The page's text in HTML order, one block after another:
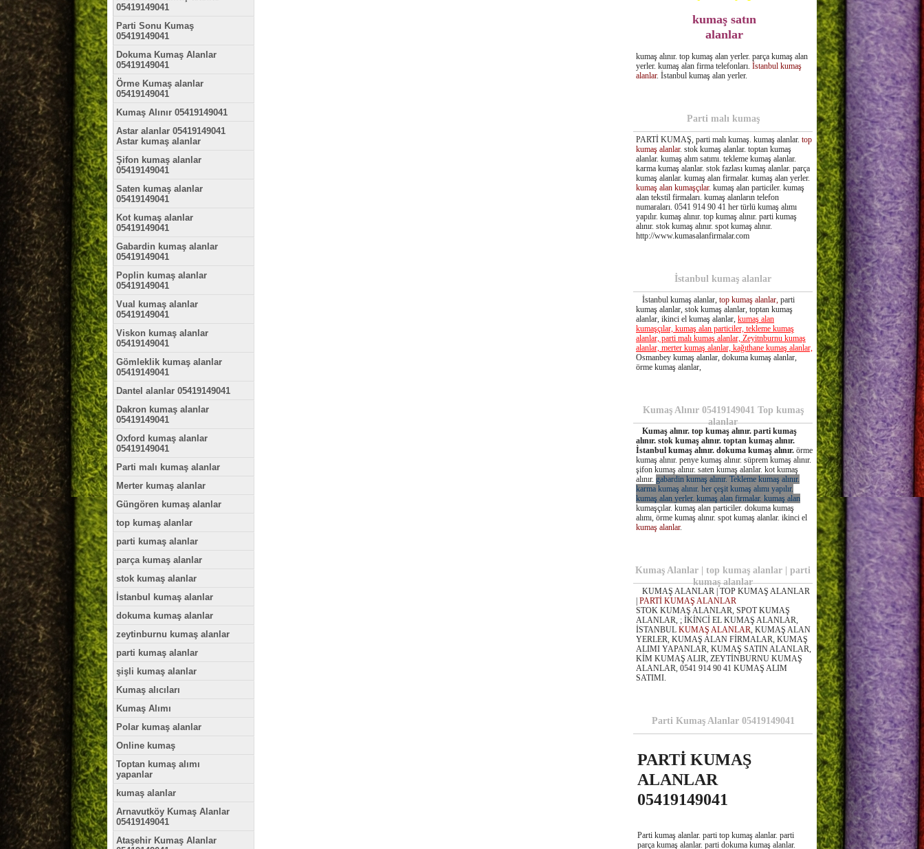
05419149041
Parti Sonu Kumaş
05419149041
Dokuma Kumaş Alanlar
05419149041
Örme Kumaş alanlar
05419149041
Kumaş Alınır 05419149041
Astar alanlar 05419149041
Astar kumaş alanlar
Şifon kumaş alanlar
05419149041
Saten kumaş alanlar
05419149041
Kot kumaş alanlar
05419149041
Gabardin kumaş alanlar
05419149041
Poplin kumaş alanlar
05419149041
Vual kumaş alanlar
05419149041
Viskon kumaş alanlar
05419149041
Gömleklik kumaş alanlar
05419149041
Dantel alanlar 05419149041
Dakron kumaş alanlar
05419149041
Oxford kumaş alanlar
05419149041
Parti malı kumaş alanlar
Merter kumaş alanlar
Güngören kumaş alanlar
top kumaş alanlar
parti kumaş alanlar
parça kumaş alanlar
stok kumaş alanlar
İstanbul kumaş alanlar
dokuma kumaş alanlar
zeytinburnu kumaş alanlar
parti kumaş alanlar
şişli kumaş alanlar
Kumaş alıcıları
Kumaş Alımı
Polar kumaş alanlar
Online kumaş
Toptan kumaş alımı
yapanlar
kumaş alanlar
Arnavutköy Kumaş Alanlar
05419149041
Ataşehir Kumaş Alanlar
kumaş satın
alanlar
kumaş alınır. top kumaş alan yerler. parça kumaş alan
yerler. kumaş alan firma telefonları. İstanbul kumaş
alanlar. İstanbul kumaş alan yerler.
Parti malı kumaş
PARTİ KUMAŞ, parti malı kumaş. kumaş alanlar. top
kumaş alanlar. stok kumaş alanlar. toptan kumaş
alanlar. kumaş alım satımı. tekleme kumaş alanlar.
karma kumaş alanlar. stok fazlası kumaş alanlar. parça
kumaş alanlar. kumaş alan firmalar. kumaş alan yerler.
kumaş alan kumaşçılar. kumaş alan particiler. kumaş
alan tekstil firmaları. kumaş alanların telefon
numaraları. 0541 914 90 41 her türlü kumaş alımı
yapılır. kumaş alınır. top kumaş alınır. parti kumaş
alınır. stok kumaş alınır. spot kumaş alınır.
http://www.kumasalanfirmalar.com
İstanbul kumaş alanlar
İstanbul kumaş alanlar, top kumaş alanlar, parti
kumaş alanlar, stok kumaş alanlar, toptan kumaş
alanlar, ikinci el kumaş alanlar, kumaş alan
kumaşçılar, kumaş alan particiler, tekleme kumaş
alanlar, parti malı kumaş alanlar, Zeyitnburnu kumaş
alanlar, merter kumaş alanlar, kağıthane kumaş alanlar,
Osmanbey kumaş alanlar, dokuma kumaş alanlar,
örme kumaş alanlar,
Kumaş Alınır 05419149041 Top kumaş
alanlar
Kumaş alınır. top kumaş alınır. parti kumaş
alınır. stok kumaş alınır. toptan kumaş alınır.
İstanbul kumaş alınır. dokuma kumaş alınır. örme
kumaş alınır. penye kumaş alınır. süprem kumaş alınır.
şifon kumaş alınır. saten kumaş alanlar. kot kumaş
alınır. gabardin kumaş alınır. Tekleme kumaş alınır.
karma kumaş alınır. her çeşit kumaş alımı yapılır.
kumaş alan yerler. kumaş alan firmalar. kumaş alan
kumaşçılar. kumaş alan particiler. dokuma kumaş
alımı, örme kumaş alınır. spot kumaş alanlar. ikinci el
kumaş alanlar.
Kumaş Alanlar | top kumaş alanlar | parti
kumaş alanlar
KUMAŞ ALANLAR | TOP KUMAŞ ALANLAR
PARTİ KUMAŞ ALANLAR
STOK KUMAŞ ALANLAR, SPOT KUMAŞ
ALANLAR, ; İKİNCİ EL KUMAŞ ALANLAR,
İSTANBUL KUMAŞ ALANLAR, KUMAŞ ALAN
YERLER, KUMAŞ ALAN FİRMALAR, KUMAŞ
ALIMI YAPANLAR, KUMAŞ SATIN ALANLAR,
KİM KUMAŞ ALIR, ZEYTİNBURNU KUMAŞ
ALANLAR, 0541 914 90 41 KUMAŞ ALIM
SATIMI.
Parti Kumaş Alanlar 05419149041
PARTİ KUMAŞ
ALANLAR
05419149041
Parti kumaş alanlar. parti top kumaş alanlar. parti
parça kumaş alanlar. parti dokuma kumaş alanlar.